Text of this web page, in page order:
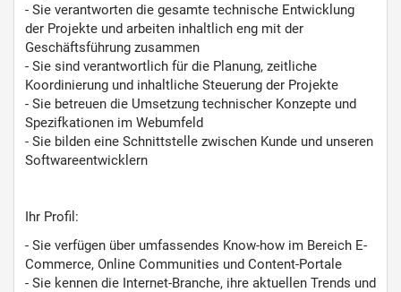
- Sie verantworten die gesamte technische Entwicklung
der Projekte und arbeiten inhaltlich eng mit der
Geschäftsführung zusammen
- Sie sind verantwortlich für die Planung, zeitliche
Koordinierung und inhaltliche Steuerung der Projekte
- Sie betreuen die Umsetzung technischer Konzepte und
Spezifkationen im Webumfeld
- Sie bilden eine Schnittstelle zwischen Kunde und unseren
Softwareentwicklern
Ihr Profil:
- Sie verfügen über umfassendes Know-how im Bereich E-
Commerce, Online Communities und Content-Portale
- Sie kennen die Internet-Branche, ihre aktuellen Trends und